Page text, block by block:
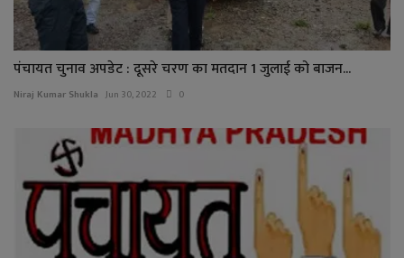
पंचायत चुनाव अपडेट : दूसरे चरण का मतदान 1 जुलाई को बाजन...
Niraj Kumar Shukla Jun 30, 2022 0